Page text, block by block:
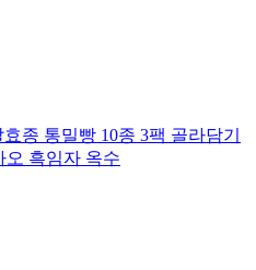
종 통밀빵 10종 3팩 골라담기
오 흑임자 옥수